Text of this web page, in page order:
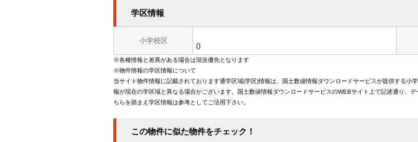
学区情報
小学校区
()
※各種情報と差異がある場合は現況優先となります
※物件情報の学区情報について
当サイト物件情報に記載されております通学区域(学区)情報は、国土数値情報ダウンロードサービスが提供する
報が現在の学区域と異なる場合がございます。国土数値情報ダウンロードサービスのWEBサイト上で記述通り、
ちらを踏まえ学区情報は参考としてご活用下さい。
この物件に似た物件をチェック！